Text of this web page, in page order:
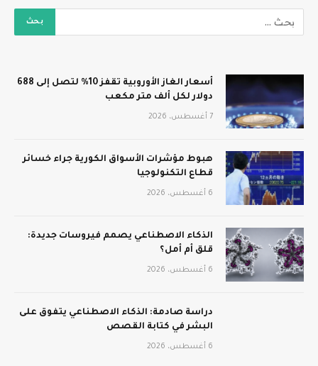
أسعار الغاز الأوروبية تقفز 10% لتصل إلى 688
دولار لكل ألف متر مكعب
7 أغسطس، 2026
هبوط مؤشرات الأسواق الكورية جراء خسائر
قطاع التكنولوجيا
6 أغسطس، 2026
الذكاء الاصطناعي يصمم فيروسات جديدة:
قلق أم أمل؟
6 أغسطس، 2026
دراسة صادمة: الذكاء الاصطناعي يتفوق على
البشر في كتابة القصص
6 أغسطس، 2026